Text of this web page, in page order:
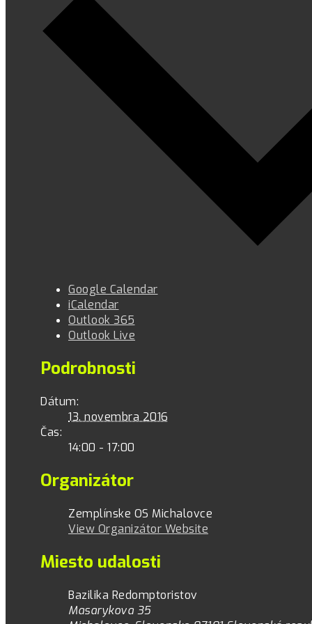
Google Calendar
iCalendar
Outlook 365
Outlook Live
Podrobnosti
Dátum:
13. novembra 2016
Čas:
14:00 - 17:00
Organizátor
Zemplínske OS Michalovce
View Organizátor Website
Miesto udalosti
Bazilika Redomptoristov
Masarykova 35